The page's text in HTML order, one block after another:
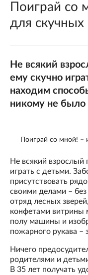
Поиграй со
для
Не всякий
ему скучно
находим
никому не было
Поиграй со мной! –
Не всякий взрослый
играть с детьми.
присутствовать
своими делами –
отряд лесных
конфетами витрины
полу машины и
пожарного рукава –
Ничего
родителями и
В 35 лет получать